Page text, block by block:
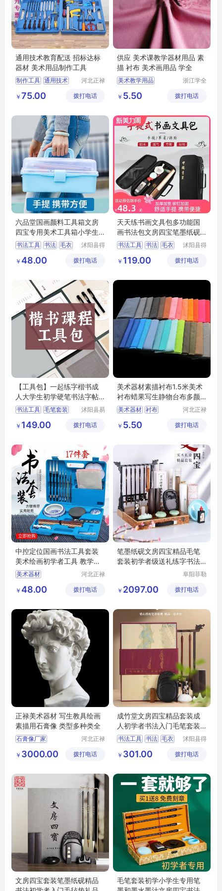
通用技术教育配送 招标达标
器材 美术用品制作工具
制作工具 通用技术
河北正禄
制造有限
￥ 75.00 拨打电话
供应 美术课教学器材用品 素
描 衬布 美术画用品 学全
美术教学用品
美术用品
浙江学全
有限公司
￥ 5.50 拨打电话
六品堂国画颜料工具箱文房
四宝专用美术工具箱小学生
多功能可拆卸
书法工具 书法 毛衣
沭阳县得
子商务有
￥ 48.00 拨打电话
天天练书画文具包多功能国
画书法包文房四宝笔墨纸砚
收纳包毛笔初
书法工具 书法 毛衣
沭阳县得
子商务有
￥ 119.00 拨打电话
【工具包】一起练字楷书成
人大学生初学硬笔书法字帖
练字文具套装
书法工具 毛笔套装
沭阳县易
子商务有
￥ 149.00 拨打电话
美术器材素描衬布1.5米美术
衬布蜡果写生静物台布多颜
色可选
美术器材 衬布
教学设备
河北正禄
制造有限
￥ 5.50 拨打电话
中控定位国画书法工具套装
美术绘画初学者工具 教学设
备
美术器材
书法工具 教学设备
河北正禄
制造有限
￥ 48.00 拨打电话
笔墨纸砚文房四宝精品毛笔
套装初学者级送礼练字书法
阜阳菲勒
公司
￥ 2097.00 拨打电话
正禄美术器材 写生教具绘画
素描用石膏像 类型多种类全
石膏像厂家
美术教具器材
河北正禄
制造有限
￥ 3000.00 拨打电话
成竹堂文房四宝精品套装成
人初学者书法入门毛笔套装
墨水墨汁书法
书法工具 书法 毛衣
沭阳县得
子商务有
￥ 301.00 拨打电话
文房四宝套装笔墨纸砚精品
毛笔套装初学小学生专用笔